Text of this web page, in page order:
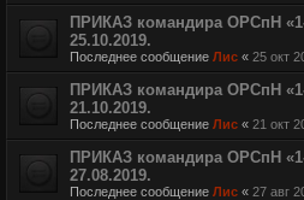
ПРИКАЗ командира ОРСпН
25.10.2019.
Последнее сообщение Лис « 25 окт
ПРИКАЗ командира ОРСпН
21.10.2019.
Последнее сообщение Лис « 21 окт
ПРИКАЗ командира ОРСпН
27.08.2019.
Последнее сообщение Лис « 27 авг